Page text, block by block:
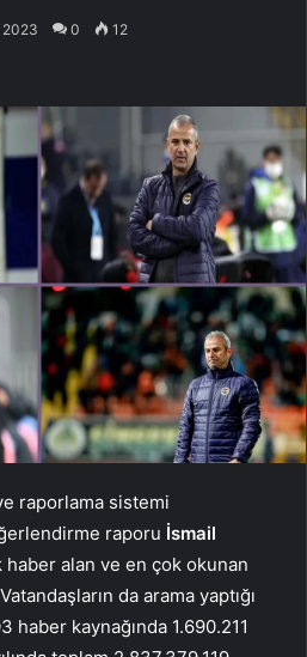
2023 0 12
raporlama sistemi
raporu İsmail
haber alan ve en çok okunan
da arama yaptığı
kaynağında 1.690.211